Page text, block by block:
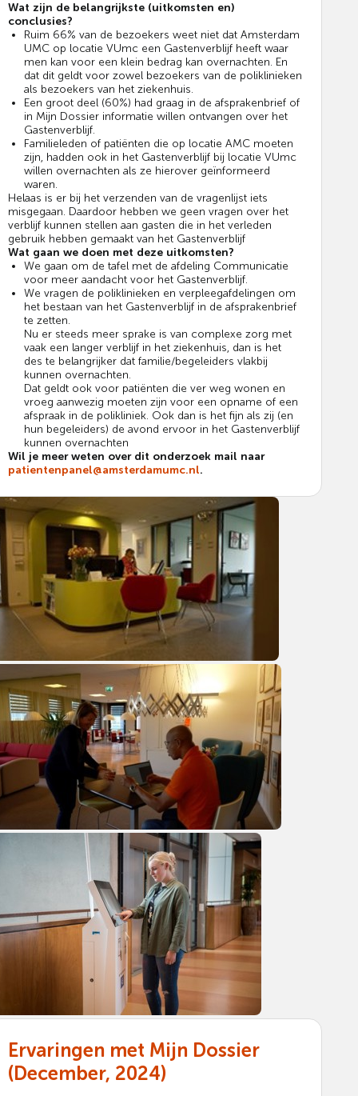
Wat zijn de belangrijkste (uitkomsten en)
conclusies?
Ruim 66% van de bezoekers weet niet dat Amsterdam
UMC op locatie VUmc een Gastenverblijf heeft waar
men kan voor een klein bedrag kan overnachten. En
dat dit geldt voor zowel bezoekers van de poliklinieken
als bezoekers van het ziekenhuis.
Een groot deel (60%) had graag in de afsprakenbrief of
in Mijn Dossier informatie willen ontvangen over het
Gastenverblijf.
Familieleden of patiënten die op locatie AMC moeten
zijn, hadden ook in het Gastenverblijf bij locatie VUmc
willen overnachten als ze hierover geïnformeerd
waren.
Helaas is er bij het verzenden van de vragenlijst iets
misgegaan. Daardoor hebben we geen vragen over het
verblijf kunnen stellen aan gasten die in het verleden
gebruik hebben gemaakt van het Gastenverblijf
Wat gaan we doen met deze uitkomsten?
We gaan om de tafel met de afdeling Communicatie
voor meer aandacht voor het Gastenverblijf.
We vragen de poliklinieken en verpleegafdelingen om
het bestaan van het Gastenverblijf in de afsprakenbrief
te zetten.
Nu er steeds meer sprake is van complexe zorg met
vaak een langer verblijf in het ziekenhuis, dan is het
des te belangrijker dat familie/begeleiders vlakbij
kunnen overnachten.
Dat geldt ook voor patiënten die ver weg wonen en
vroeg aanwezig moeten zijn voor een opname of een
afspraak in de polikliniek. Ook dan is het fijn als zij (en
hun begeleiders) de avond ervoor in het Gastenverblijf
kunnen overnachten
Wil je meer weten over dit onderzoek mail naar
patientenpanel@amsterdamumc.nl.
Ervaringen met Mijn Dossier
(December, 2024)